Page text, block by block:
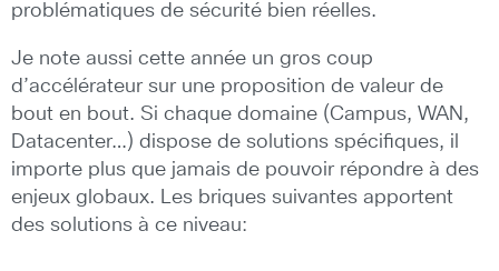
problématiques de sécurité bien réelles.
Je note aussi cette année un gros coup
d’accélérateur sur une proposition de valeur de
bout en bout. Si chaque domaine (Campus, WAN,
Datacenter…) dispose de solutions spécifiques, il
importe plus que jamais de pouvoir répondre à des
enjeux globaux. Les briques suivantes apportent
des solutions à ce niveau: